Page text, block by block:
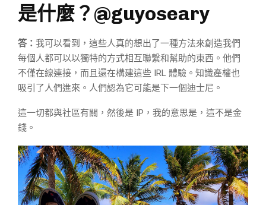
是什麼？@guyoseary
答： 我可以看到，這些人真的想出了一種方法來創造我們
每個人都可以以獨特的方式相互聯繫和幫助的東西。他們
不僅在線連接，而且還在構建這些 IRL 體驗。知識產權也
吸引了人們進來。人們認為它可能是下一個迪士尼。
這一切都與社區有關，然後是 IP，我的意思是，這不是金
錢。